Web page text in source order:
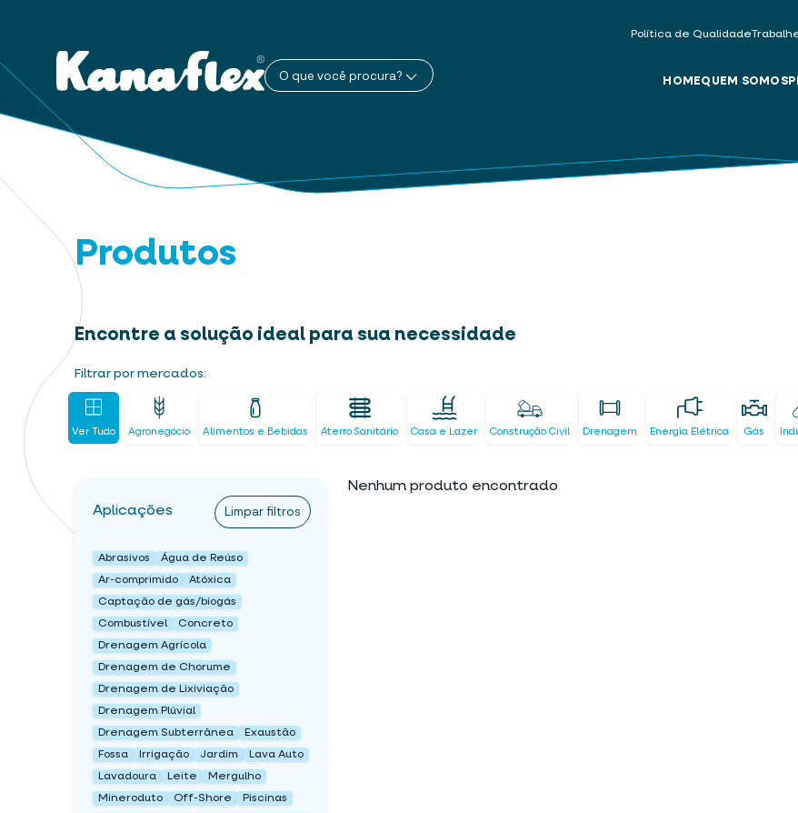
Política de Qualidade
O que você procura? HOMEQUEM SOMOS
Produtos
Encontre a solução ideal para sua necessidade
Filtrar por mercados:
Ver Tudo Agronegócio Alimentos e Bebidas Aterro Sanitário Casa e Lazer Construção Civil Drenagem Energia Elétrica Gás
Aplicações Limpar filtros
Abrasivos
Água de Reúso
Ar-comprimido
Atóxica
Captação de gás/biogás
Combustível
Concreto
Drenagem Agrícola
Drenagem de Chorume
Drenagem de Lixiviação
Drenagem Plúvial
Drenagem Subterrânea
Exaustão
Fossa
Irrigação Jardim
Lava Auto
Lavadoura
Leite
Mergulho
Mineroduto
Off-Shore
Piscinas
Nenhum produto encontrado